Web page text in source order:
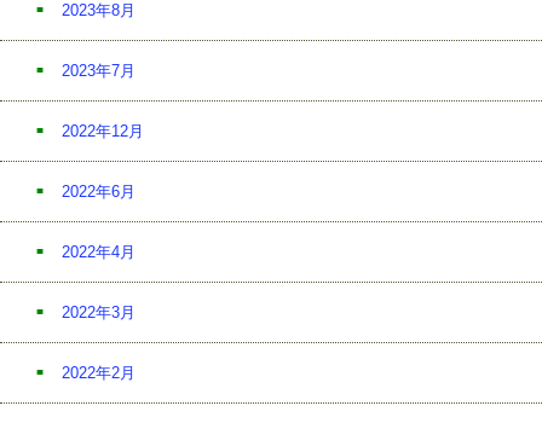
2023年8月
2023年7月
2022年12月
2022年6月
2022年4月
2022年3月
2022年2月